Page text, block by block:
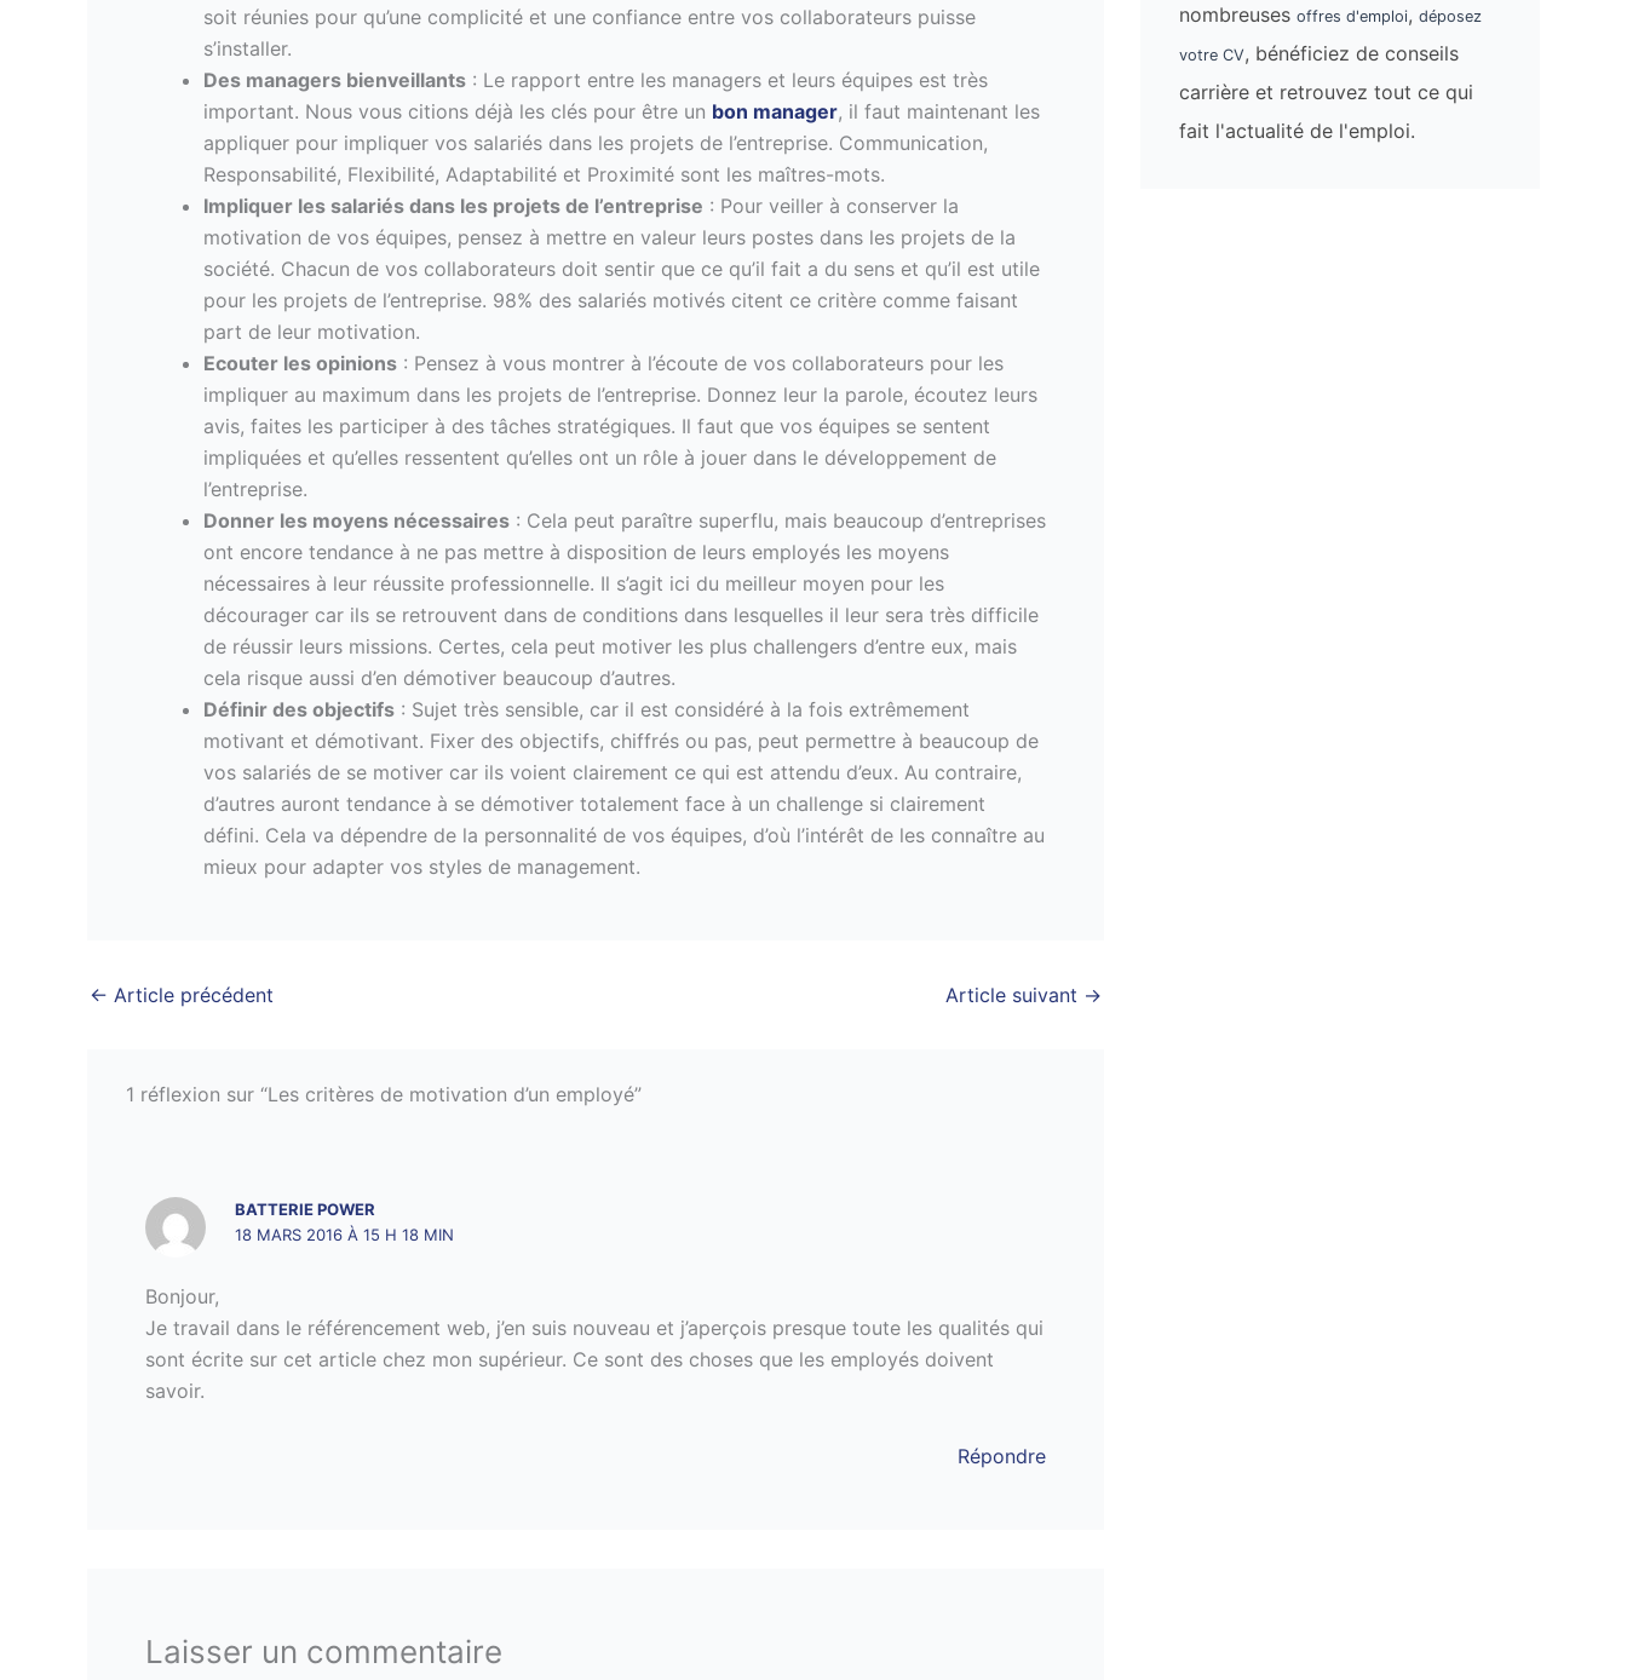
soit réunies pour qu’une complicité et une confiance entre vos collaborateurs puisse
s’installer.
Des managers bienveillants : Le rapport entre les managers et leurs équipes est très
important. Nous vous citions déjà les clés pour être un bon manager, il faut maintenant les
appliquer pour impliquer vos salariés dans les projets de l’entreprise. Communication,
Responsabilité, Flexibilité, Adaptabilité et Proximité sont les maîtres-mots.
Impliquer les salariés dans les projets de l’entreprise : Pour veiller à conserver la
motivation de vos équipes, pensez à mettre en valeur leurs postes dans les projets de la
société. Chacun de vos collaborateurs doit sentir que ce qu’il fait a du sens et qu’il est utile
pour les projets de l’entreprise. 98% des salariés motivés citent ce critère comme faisant
part de leur motivation.
Ecouter les opinions : Pensez à vous montrer à l’écoute de vos collaborateurs pour les
impliquer au maximum dans les projets de l’entreprise. Donnez leur la parole, écoutez leurs
avis, faites les participer à des tâches stratégiques. Il faut que vos équipes se sentent
impliquées et qu’elles ressentent qu’elles ont un rôle à jouer dans le développement de
l’entreprise.
Donner les moyens nécessaires : Cela peut paraître superflu, mais beaucoup d’entreprises
ont encore tendance à ne pas mettre à disposition de leurs employés les moyens
nécessaires à leur réussite professionnelle. Il s’agit ici du meilleur moyen pour les
décourager car ils se retrouvent dans de conditions dans lesquelles il leur sera très difficile
de réussir leurs missions. Certes, cela peut motiver les plus challengers d’entre eux, mais
cela risque aussi d’en démotiver beaucoup d’autres.
Définir des objectifs : Sujet très sensible, car il est considéré à la fois extrêmement
motivant et démotivant. Fixer des objectifs, chiffrés ou pas, peut permettre à beaucoup de
vos salariés de se motiver car ils voient clairement ce qui est attendu d’eux. Au contraire,
d’autres auront tendance à se démotiver totalement face à un challenge si clairement
défini. Cela va dépendre de la personnalité de vos équipes, d’où l’intérêt de les connaître au
mieux pour adapter vos styles de management.
← Article précédent Article suivant →
1 réflexion sur “Les critères de motivation d’un employé”
BATTERIE POWER
18 MARS 2016 À 15 H 18 MIN
Bonjour,
Je travail dans le référencement web, j’en suis nouveau et j’aperçois presque toute les qualités qui
sont écrite sur cet article chez mon supérieur. Ce sont des choses que les employés doivent
savoir.
Répondre
Laisser un commentaire
nombreuses offres d'emploi, déposez
votre CV, bénéficiez de conseils
carrière et retrouvez tout ce qui
fait l'actualité de l'emploi.